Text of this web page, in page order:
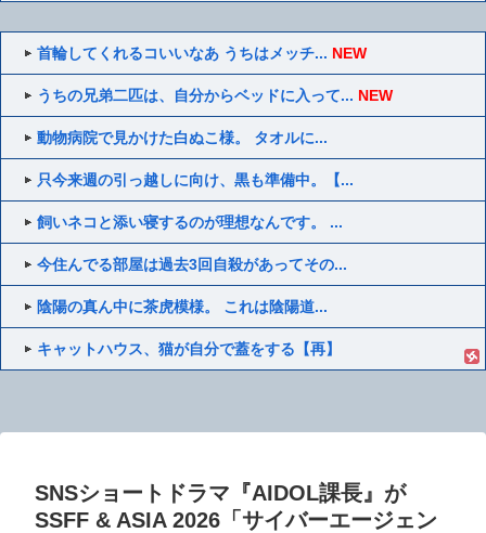
首輪してくれるコいいなあ うちはメッチ... NEW
うちの兄弟二匹は、自分からベッドに入って... NEW
動物病院で見かけた白ぬこ様。 タオルに...
只今来週の引っ越しに向け、黒も準備中。【...
飼いネコと添い寝するのが理想なんです。 ...
今住んでる部屋は過去3回自殺があってその...
陰陽の真ん中に茶虎模様。 これは陰陽道...
キャットハウス、猫が自分で蓋をする【再】
SNSショートドラマ『AIDOL課長』が
SSFF & ASIA 2026「サイバーエージェン